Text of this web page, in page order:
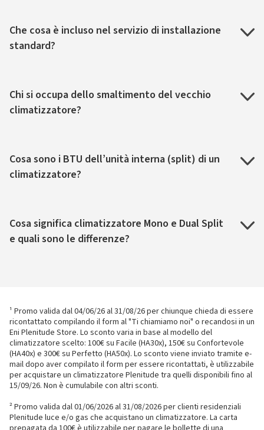
Che cosa è incluso nel servizio di installazione
standard?
Chi si occupa dello smaltimento del vecchio
climatizzatore?
Cosa sono i BTU dell’unità interna (split) di un
climatizzatore?
Cosa significa climatizzatore Mono e Dual Split
e quali sono le differenze?
¹ Promo valida dal 04/06/26 al 31/08/26 per chiunque chieda di essere
ricontattato compilando il form al "Ti chiamiamo noi" o recandosi in un
Eni Plenitude Store. Lo sconto varia in base al modello del
climatizzatore scelto: 100€ su Facile (HA30x), 150€ su Confortevole
(HA40x) e 300€ su Perfetto (HA50x). Lo sconto viene inviato tramite e-
mail dopo aver compilato il form per essere ricontattati, è utilizzabile
per acquistare un climatizzatore Plenitude tra quelli disponibili fino al
15/09/26. Non è cumulabile con altri sconti.
² Promo valida dal 01/06/2026 al 31/08/2026 per clienti residenziali
Plenitude luce e/o gas che acquistano un climatizzatore. La carta